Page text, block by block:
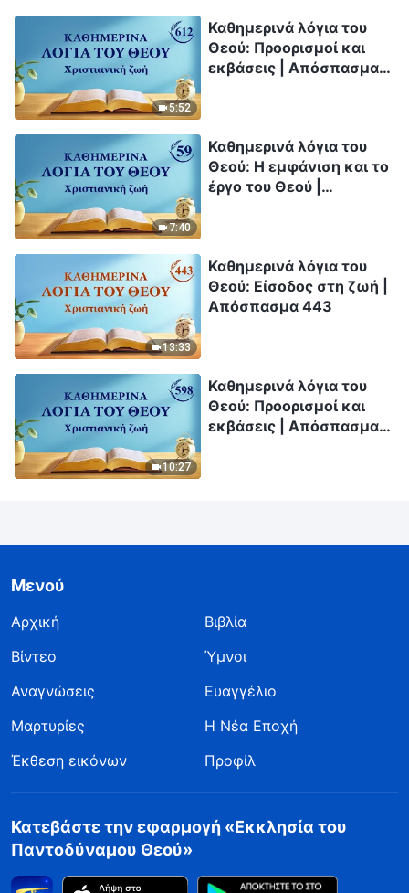
5:52
Καθημερινά λόγια του
Θεού: Προορισμοί και
εκβάσεις | Απόσπασμα
7:40
Καθημερινά λόγια του
Θεού: Η εμφάνιση και το
έργο του Θεού |
13:33
Καθημερινά λόγια του
Θεού: Είσοδος στη ζωή |
Απόσπασμα 443
10:27
Καθημερινά λόγια του
Θεού: Προορισμοί και
εκβάσεις | Απόσπασμα
Μενού
Αρχική
Βιβλία
Βίντεο
Ύμνοι
Αναγνώσεις
Ευαγγέλιο
Μαρτυρίες
Η Νέα Εποχή
Έκθεση εικόνων
Προφίλ
Κατεβάστε την εφαρμογή «Εκκλησία του
Παντοδύναμου Θεού»